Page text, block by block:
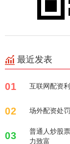
最近发表
01 互联网配资
02 场外配资处
03
普通人炒股
力致富